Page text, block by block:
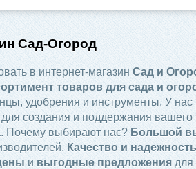
Сад-Огород
в интернет-магазин Сад и
товаров для сада и
удобрения и инструменты. У нас
создания и поддержания вашего
Почему выбирают нас? Большой
Качество и надежность
и выгодные предложения для